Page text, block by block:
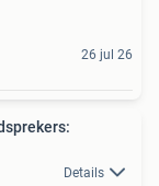
26 jul 26
Details